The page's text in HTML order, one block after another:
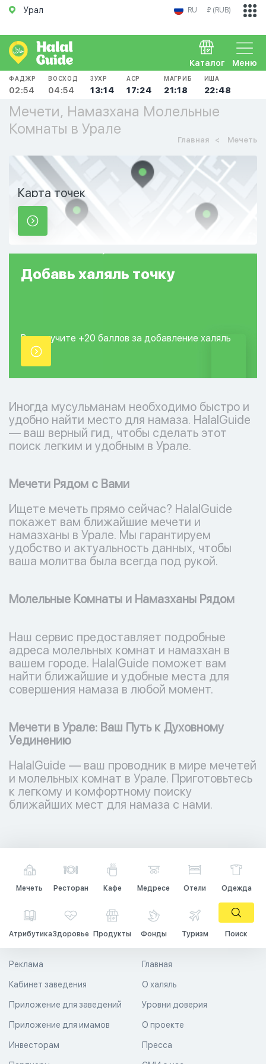
Урал RU ₽ (RUB)
Меню
Каталог
ФАДЖР
02:54
ВОСХОД
04:54
ЗУХР
13:14
АСР
17:24
МАГРИБ
21:18
ИША
22:48
Мечети, Намазхана Молельные
Комнаты в Урале
Главная Мечеть
Карта точек
Добавь халяль точку
Вы получите +20 баллов за добавление халяль
точки.
Иногда мусульманам необходимо быстро и
удобно найти место для намаза. HalalGuide
— ваш верный гид, чтобы сделать этот
поиск легким и удобным в Урале.
Мечети Рядом с Вами
Ищете мечеть прямо сейчас? HalalGuide
покажет вам ближайшие мечети и
намазханы в Урале. Мы гарантируем
удобство и актуальность данных, чтобы
ваша молитва была всегда под рукой.
Молельные Комнаты и Намазханы Рядом
Наш сервис предоставляет подробные
адреса молельных комнат и намазхан в
вашем городе. HalalGuide поможет вам
найти ближайшие и удобные места для
совершения намаза в любой момент.
Мечети в Урале: Ваш Путь к Духовному
Уединению
HalalGuide — ваш проводник в мире мечетей
и молельных комнат в Урале. Приготовьтесь
к легкому и комфортному поиску
ближайших мест для намаза с нами.
Мечеть Ресторан Кафе Медресе Отели Одежда
АтрибутикаЗдоровье Продукты Фонды Туризм Поиск
Главная
О халяль
Уровни доверия
Реклама
Кабинет заведения
Приложение для заведений
Приложение для имамов О проекте
Пресса
Инвесторам